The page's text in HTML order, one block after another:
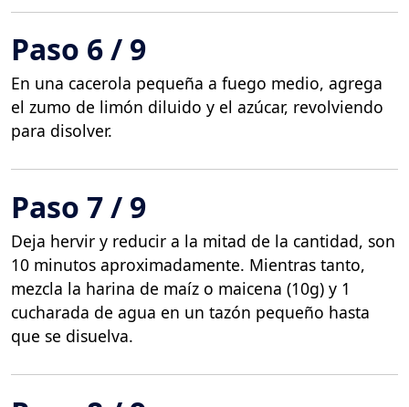
Paso 6 / 9
En una cacerola pequeña a fuego medio, agrega
el zumo de limón diluido y el azúcar, revolviendo
para disolver.
Paso 7 / 9
Deja hervir y reducir a la mitad de la cantidad, son
10 minutos aproximadamente. Mientras tanto,
mezcla la harina de maíz o maicena (10g) y 1
cucharada de agua en un tazón pequeño hasta
que se disuelva.